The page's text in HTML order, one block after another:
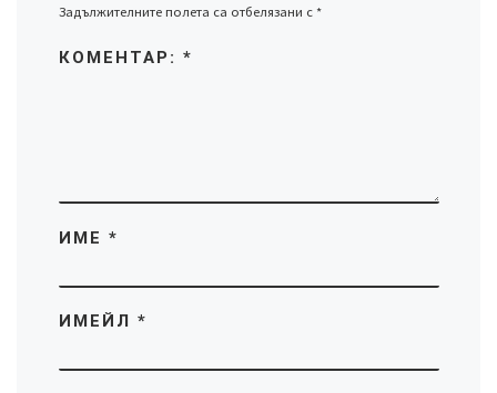
Задължителните полета са отбелязани с *
КОМЕНТАР: *
ИМЕ *
ИМЕЙЛ *